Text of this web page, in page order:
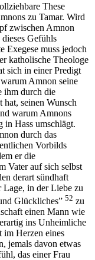
These
zu Tamar. Wird
zwischen Amnon
Gefühls
Exegese muss jedoch
katholische Theologe
sich in einer Predigt
Amnon seine
ihm durch die
seinen Wunsch
warum Amnons
in Hass umschlägt.
durch das
Vorbilds
er die
Vater auf sich selbst
derart sündhaft
in der Liebe zu
Glückliches” 52 zu
einen Mann wie
ins Unheimliche
im Herzen eines
jemals davon etwas
das einer Frau